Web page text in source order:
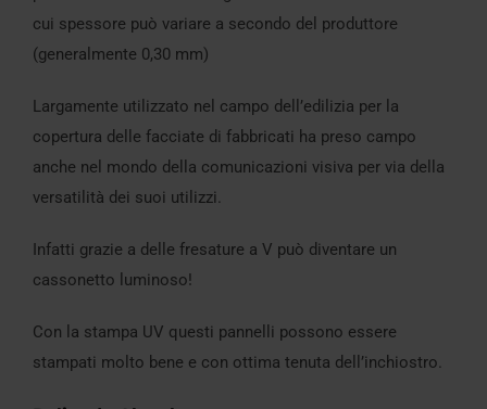
cui spessore può variare a secondo del produttore
(generalmente 0,30 mm)
Largamente utilizzato nel campo dell’edilizia per la
copertura delle facciate di fabbricati ha preso campo
anche nel mondo della comunicazioni visiva per via della
versatilità dei suoi utilizzi.
Infatti grazie a delle fresature a V può diventare un
cassonetto luminoso!
Con la stampa UV questi pannelli possono essere
stampati molto bene e con ottima tenuta dell’inchiostro.